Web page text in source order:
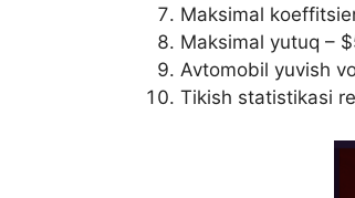
Maksimal
Maksimal yutuq –
Avtomobil yuvish
Tikish statistikasi